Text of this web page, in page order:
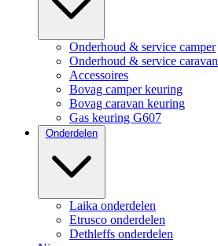
Onderhoud & service camper
Onderhoud & service caravan
Accessoires
Bovag camper keuring
Bovag caravan keuring
Gas keuring G607
Onderdelen
Laika onderdelen
Etrusco onderdelen
Dethleffs onderdelen